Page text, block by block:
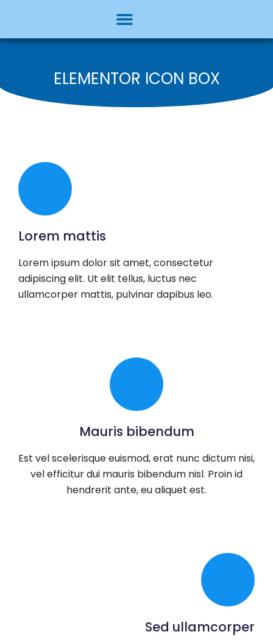
ELEMENTOR ICON BOX
Lorem mattis
Lorem ipsum dolor sit amet, consectetur
adipiscing elit. Ut elit tellus, luctus nec
ullamcorper mattis, pulvinar dapibus leo.
Mauris bibendum
Est vel scelerisque euismod, erat nunc dictum nisi,
vel efficitur dui mauris bibendum nisl. Proin id
hendrerit ante, eu aliquet est.
Sed ullamcorper